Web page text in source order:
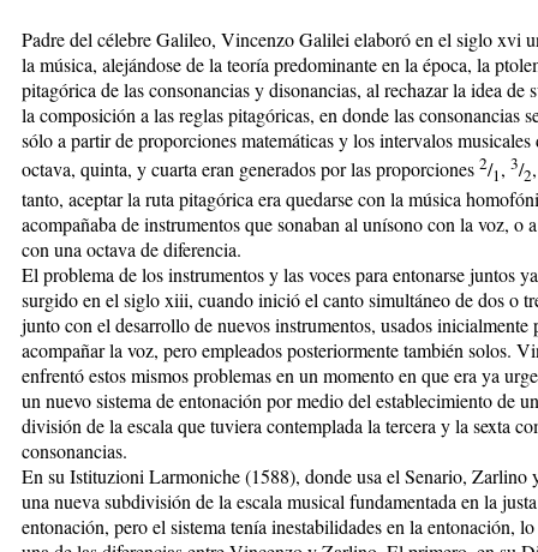
Padre del célebre Galileo, Vincenzo Galilei elaboró en el siglo xvi
la música, alejándose de la teoría predominante en la época, la
pitagórica de las consonancias y disonancias, al rechazar la idea de
la composición a las reglas pitagóricas, en donde las consonancias
sólo a partir de proporciones matemáticas y los intervalos musicales
octava, quinta, y cuarta eran generados por las proporciones 2/1, 3/2
tanto, aceptar la ruta pitagórica era quedarse con la música
acompañaba de instrumentos que sonaban al unísono con la voz, o
con una octava de diferencia.
El problema de los instrumentos y las voces para entonarse juntos
surgido en el siglo xiii, cuando inició el canto simultáneo de dos o
junto con el desarrollo de nuevos instrumentos, usados inicialmente
acompañar la voz, pero empleados posteriormente también solos.
enfrentó estos mismos problemas en un momento en que era ya
un nuevo sistema de entonación por medio del establecimiento de
división de la escala que tuviera contemplada la tercera y la sexta
consonancias.
En su Istituzioni Larmoniche (1588), donde usa el Senario, Zarlino
una nueva subdivisión de la escala musical fundamentada en la justa
entonación, pero el sistema tenía inestabilidades en la entonación,